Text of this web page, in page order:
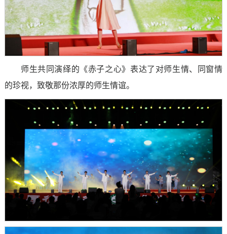
师生共同演绎的《赤子之心》表达了对师生情、同窗情
的珍视，致敬那份浓厚的师生情谊。